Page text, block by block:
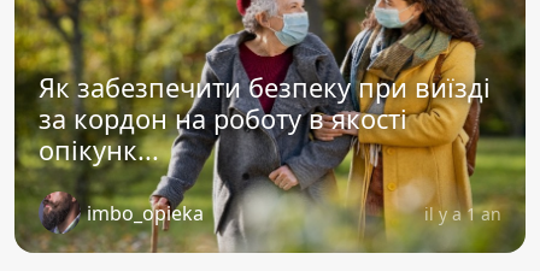
Як забезпечити безпеку при виїзді
за кордон на роботу в якості
опікунк...
imbo_opieka il y a 1 an